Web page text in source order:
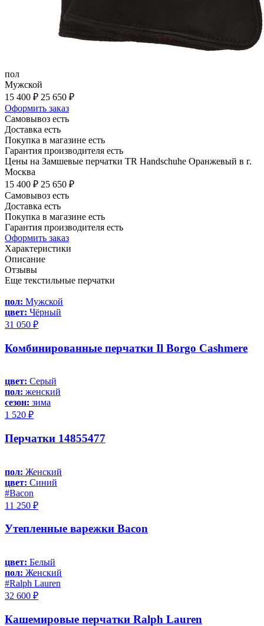
пол
Мужской
15 400 ₽ 25 650 ₽
Оформить заказ
Самовывоз есть
Доставка есть
Покупка в магазине есть
Гарантия производителя есть
Цены на Замшевые перчатки TR Handschuhe Оранжевый в г.
Москва
15 400 ₽ 25 650 ₽
Самовывоз есть
Доставка есть
Покупка в магазине есть
Гарантия производителя есть
Оформить заказ
Характеристики
Описание
Отзывы
Еще текстильные перчатки
пол: Мужской
цвет: Чёрный
31 050 ₽
Комбинированные перчатки Il Borgo Cashmere
цвет: Серый
пол: женский
сезон: зима
1 520 ₽
Перчатки 14855477
пол: Женский
цвет: Синий
#Bacon
11 250 ₽
Утепленные варежки Bacon
цвет: Белый
пол: Женский
#Ralph Lauren
32 600 ₽
Кашемировые перчатки Ralph Lauren